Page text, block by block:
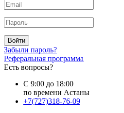
Войти
Забыли пароль?
Реферальная программа
Есть вопросы?
С 9:00 до 18:00
по времени Астаны
+7(727)318-76-09